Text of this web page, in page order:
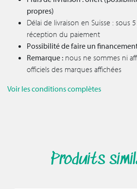
propres)
Délai de livraison en Suisse : sous
réception du paiement
Possibilité de faire un
Remarque : nous ne sommes ni
officiels des marques affichées
Voir les conditions complètes
Produits